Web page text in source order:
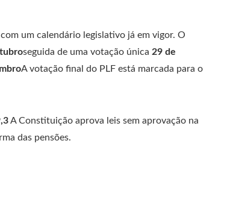
um calendário legislativo já em vigor. O
seguida de uma votação única 29 de
A votação final do PLF está marcada para o
A Constituição aprova leis sem aprovação na
das pensões.